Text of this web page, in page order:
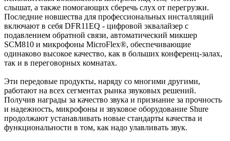
слышат, а также помогающих сберечь слух от перегрузки.
Последние новшества для профессиональных инсталляций
включают в себя DFR11EQ - цифровой эквалайзер с
подавлением обратной связи, автоматический микшер
SCM810 и микрофоны MicroFlex®, обеспечивающие
одинаково высокое качество, как в больших конференц-залах,
так и в переговорных комнатах.
Эти передовые продукты, наряду со многими другими,
работают на всех сегментах рынка звуковых решений.
Получив награды за качество звука и признание за прочность
и надежность, микрофоны и звуковое оборудование Shure
продолжают устанавливать новые стандарты качества и
функциональности в том, как надо улавливать звук.